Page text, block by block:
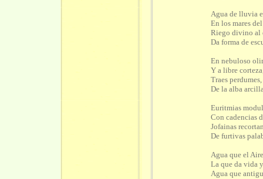
Agua de lluvia
En los mares
Riego divino al
Da forma de
En nebuloso
Y a libre
Traes
De la alba
Euritmias
Con cadencias
Jofainas
De furtivas
Agua que el
La que da vida
Agua que